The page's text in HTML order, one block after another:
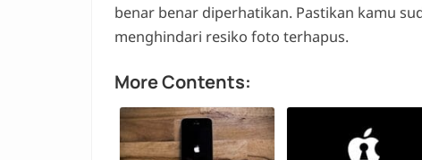
benar benar diperhatikan. Pastikan kamu
menghindari resiko foto terhapus.
More Contents: